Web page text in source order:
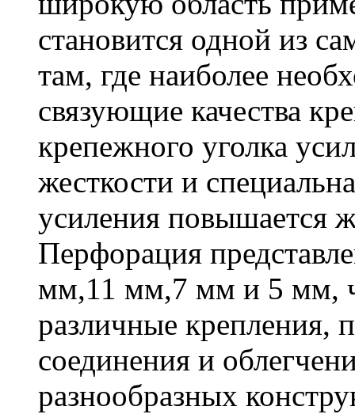
становится одной из
там, где наиболее
связующие качества
крепежного уголка
жесткости и
усиления повышается
Перфорация
мм,11 мм,7 мм и 5 мм,
различные
соединения и
разнообразных